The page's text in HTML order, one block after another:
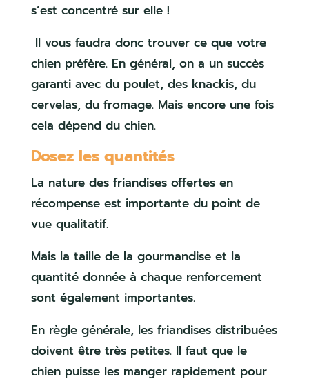
s’est concentré sur elle !
Il vous faudra donc trouver ce que votre
chien préfère. En général, on a un succès
garanti avec du poulet, des knackis, du
cervelas, du fromage. Mais encore une fois
cela dépend du chien.
Dosez les quantités
La nature des friandises offertes en
récompense est importante du point de
vue qualitatif.
Mais la taille de la gourmandise et la
quantité donnée à chaque renforcement
sont également importantes.
En règle générale, les friandises distribuées
doivent être très petites. Il faut que le
chien puisse les manger rapidement pour